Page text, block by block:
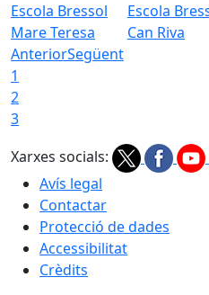
Escola Bressol
Mare Teresa
Escola
Can Riva
AnteriorSegüent
1
2
3
Xarxes socials:
Avís legal
Contactar
Protecció de dades
Accessibilitat
Crèdits